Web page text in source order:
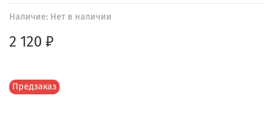
Наличие: Нет в наличии
Предзаказ
2 120 ₽